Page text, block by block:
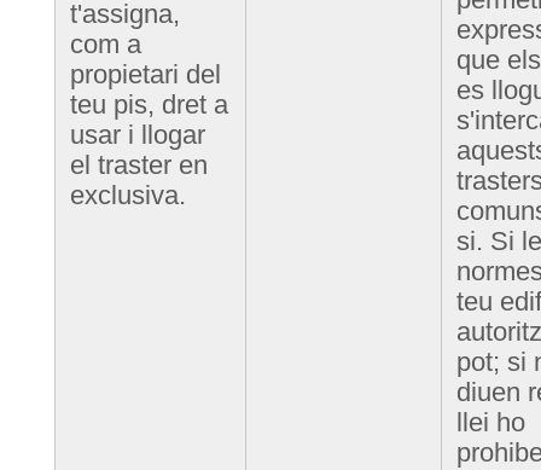
t'assigna,
com a
propietari del
teu pis, dret a
usar i llogar
el traster en
exclusiva.
que
es
si. Si
teu
pot; si
diuen
llei ho